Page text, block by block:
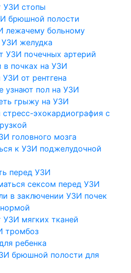
УЗИ стопы
брюшной полости
лежачему больному
желудка
УЗИ почечных артерий
почках на УЗИ
от рентгена
узнают пол на УЗИ
грыжу на УЗИ
стресс-эхокардиография с
головного мозга
к УЗИ поджелудочной
перед УЗИ
сексом перед УЗИ
в заключении УЗИ почек
УЗИ мягких тканей
тромбоз
ребенка
брюшной полости для